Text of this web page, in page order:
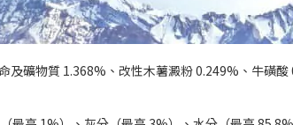
及礦物質 1.368%、改性木薯澱粉 0.249%、牛磺